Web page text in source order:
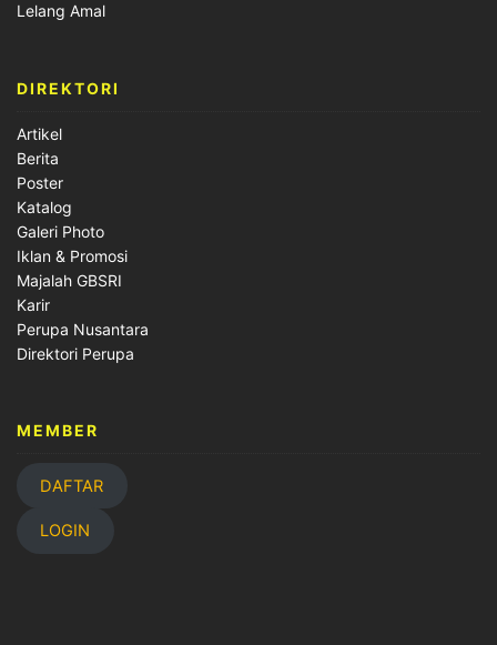
Lelang Amal
DIREKTORI
Artikel
Berita
Poster
Katalog
Galeri Photo
Iklan & Promosi
Majalah GBSRI
Karir
Perupa Nusantara
Direktori Perupa
MEMBER
DAFTAR
LOGIN